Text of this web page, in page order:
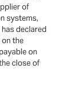
of
systems,
declared
the
on
close of